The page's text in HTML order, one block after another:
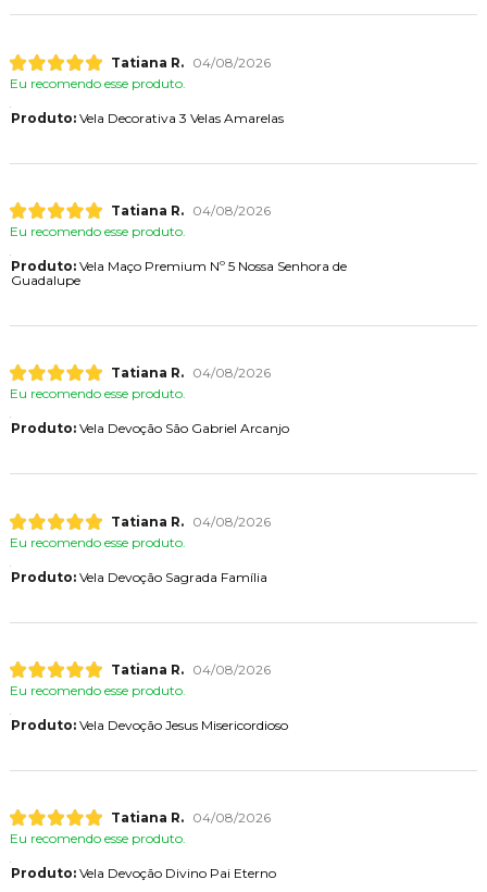
Tatiana R.
04/08/2026
Eu recomendo esse produto.
Produto:Vela Decorativa 3 Velas Amarelas
Tatiana R.
04/08/2026
Eu recomendo esse produto.
Produto:Vela Maço Premium Nº 5 Nossa Senhora de
Guadalupe
Tatiana R.
04/08/2026
Eu recomendo esse produto.
Produto:Vela Devoção São Gabriel Arcanjo
Tatiana R.
04/08/2026
Eu recomendo esse produto.
Produto:Vela Devoção Sagrada Família
Tatiana R.
04/08/2026
Eu recomendo esse produto.
Produto:Vela Devoção Jesus Misericordioso
Tatiana R.
04/08/2026
Eu recomendo esse produto.
Produto:Vela Devoção Divino Pai Eterno